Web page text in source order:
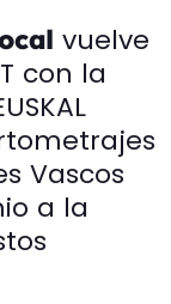
vuelve
con la
Vascos
a la